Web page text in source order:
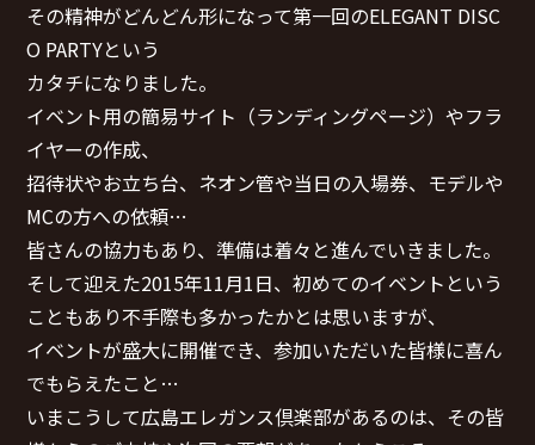
その精神がどんどん形になって第一回のELEGANT DISC
O PARTYという
カタチになりました。
イベント用の簡易サイト（ランディングページ）やフラ
イヤーの作成、
招待状やお立ち台、ネオン管や当日の入場券、モデルや
MCの方への依頼…
皆さんの協力もあり、準備は着々と進んでいきました。
そして迎えた2015年11月1日、初めてのイベントという
こともあり不手際も多かったかとは思いますが、
イベントが盛大に開催でき、参加いただいた皆様に喜ん
でもらえたこと…
いまこうして広島エレガンス倶楽部があるのは、その皆